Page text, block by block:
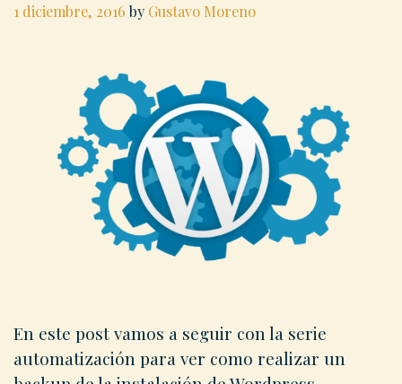
1 diciembre, 2016 by Gustavo Moreno
En este post vamos a seguir con la serie
automatización para ver como realizar un